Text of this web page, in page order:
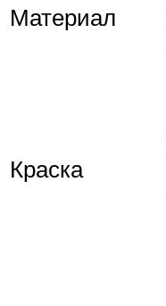
Материал
Краска